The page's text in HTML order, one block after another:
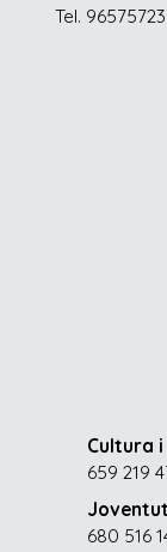
Tel.
Cultura
659 219
680 516